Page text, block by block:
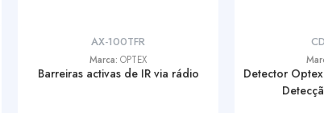
AX-100TFR
Marca: OPTEX
Barreiras activas de IR via rádio
Detector